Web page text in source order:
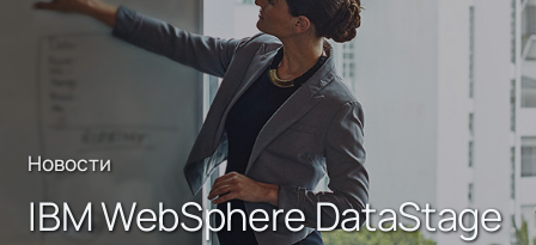
Новости
IBM WebSphere DataStage